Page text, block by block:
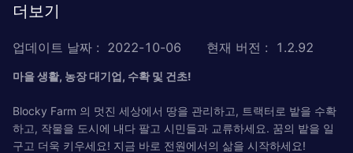
더보기
업데이트 날짜 : 2022-10-06 현재 버전 : 1.2.92
마을 생활, 농장 대기업, 수확 및 건초!
Blocky Farm 의 멋진 세상에서 땅을 관리하고, 트랙터로 밭을 수확
하고, 작물을 도시에 내다 팔고 시민들과 교류하세요. 꿈의 밭을 일
구고 더욱 키우세요! 지금 바로 전원에서의 삶을 시작하세요!